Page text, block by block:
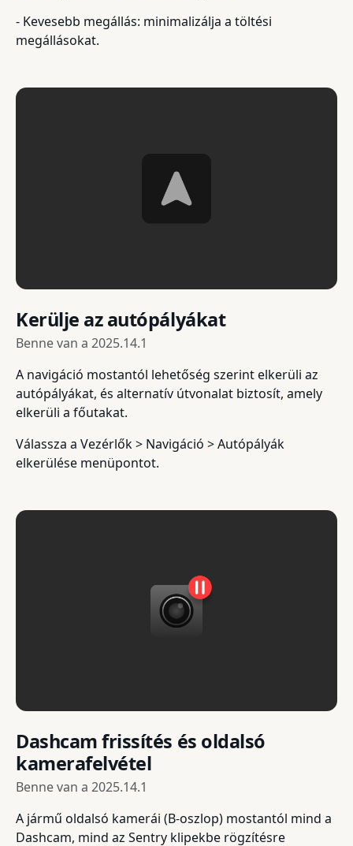
- Kevesebb megállás: minimalizálja a töltési
megállásokat.
Kerülje az autópályákat
Benne van a 2025.14.1
A navigáció mostantól lehetőség szerint elkerüli az
autópályákat, és alternatív útvonalat biztosít, amely
elkerüli a főutakat.
Válassza a Vezérlők > Navigáció > Autópályák
elkerülése menüpontot.
Dashcam frissítés és oldalsó
kamerafelvétel
Benne van a 2025.14.1
A jármű oldalsó kamerái (B-oszlop) mostantól mind a
Dashcam, mind az Sentry klipekbe rögzítésre